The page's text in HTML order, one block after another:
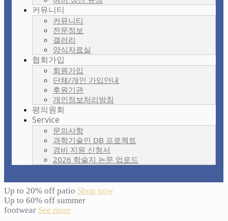
커뮤니티
커뮤니티
전문정보
갤러리
양식자료실
협회가입
회원가입
단체/개인 가입안내
후원기관
개인정보처리방침
평의원회
Service
문의사항
과학기술인 DB 프로젝트
경비 지원 신청서
2026 학술지 논문 업로드
Up to 20% off patio Shop now
Up to 60% off summer
footwear See more